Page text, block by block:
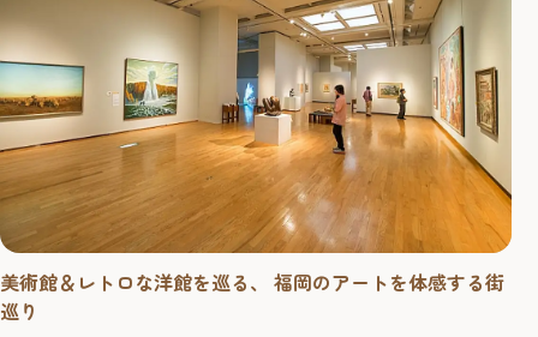
美術館＆レトロな洋館を巡る、 福岡のアートを体感する街
巡り